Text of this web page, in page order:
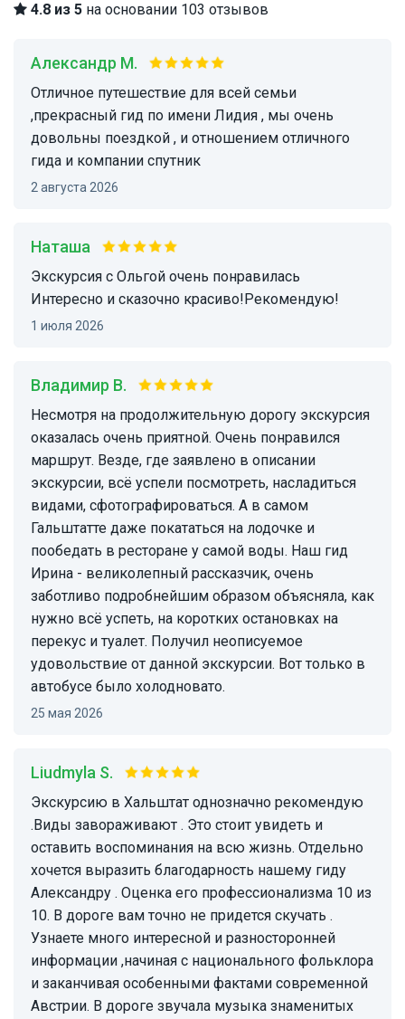
4.8 из 5 на основании 103 отзывов
Александр М.
Отличное путешествие для всей семьи
,прекрасный гид по имени Лидия , мы очень
довольны поездкой , и отношением отличного
гида и компании спутник
2 августа 2026
Наташа
Экскурсия с Ольгой очень понравилась
Интересно и сказочно красиво!Рекомендую!
1 июля 2026
Владимир В.
Несмотря на продолжительную дорогу экскурсия
оказалась очень приятной. Очень понравился
маршрут. Везде, где заявлено в описании
экскурсии, всё успели посмотреть, насладиться
видами, сфотографироваться. А в самом
Гальштатте даже покататься на лодочке и
пообедать в ресторане у самой воды. Наш гид
Ирина - великолепный рассказчик, очень
заботливо подробнейшим образом объясняла, как
нужно всё успеть, на коротких остановках на
перекус и туалет. Получил неописуемое
удовольствие от данной экскурсии. Вот только в
автобусе было холодновато.
25 мая 2026
Liudmyla S.
Экскурсию в Хальштат однозначно рекомендую
.Виды завораживают . Это стоит увидеть и
оставить воспоминания на всю жизнь. Отдельно
хочется выразить благодарность нашему гиду
Александру . Оценка его профессионализма 10 из
10. В дороге вам точно не придется скучать .
Узнаете много интересной и разносторонней
информации ,начиная с национального фольклора
и заканчивая особенными фактами современной
Австрии. В дороге звучала музыка знаменитых